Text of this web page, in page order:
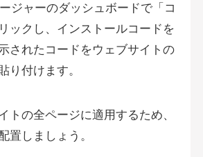
ジャーのダッシュボードで「コ
ックし、インストールコードを
されたコードをウェブサイトの
り付けます。
トの全ページに適用するため、
置しましょう。